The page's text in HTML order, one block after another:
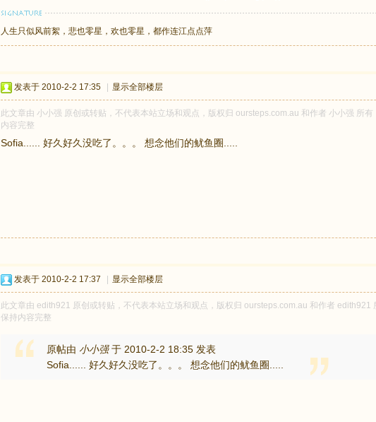
人生只似风前絮，悲也零星，欢也零星，都作连江点点萍
发表于 2010-2-2 17:35 显示全部楼层
此文章由 小小强 原创或转贴，不代表本站立场和观点，版权归 oursteps.com.au 和作者 小小强 所
内容完整
Sofia...... 好久好久没吃了。。。 想念他们的鱿鱼圈.....
发表于 2010-2-2 17:37 显示全部楼层
此文章由 edith921 原创或转贴，不代表本站立场和观点，版权归 oursteps.com.au 和作者 edith921
保持内容完整
原帖由 小小强于 2010-2-2 18:35 发表
Sofia...... 好久好久没吃了。。。 想念他们的鱿鱼圈.....